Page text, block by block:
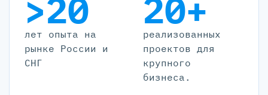
>20
лет опыта на
рынке России и
СНГ
20+
реализованных
проектов для
крупного
бизнеса.